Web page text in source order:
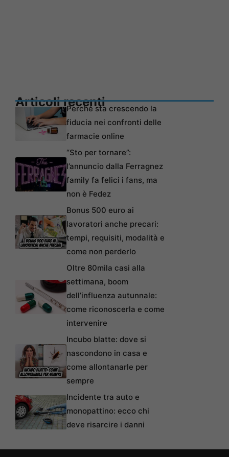
Articoli recentiPerché sta crescendo la
fiducia nei confronti delle
farmacie online
“Sto per tornare”:
l’annuncio dalla Ferragnez
family fa felici i fans, ma
non è Fedez
Bonus 500 euro ai
lavoratori anche precari:
tempi, requisiti, modalità e
come non perderlo
Oltre 80mila casi alla
settimana, boom
dell’influenza autunnale:
come riconoscerla e come
intervenire
Incubo blatte: dove si
nascondono in casa e
come allontanarle per
sempre
Incidente tra auto e
monopattino: ecco chi
deve risarcire i danni